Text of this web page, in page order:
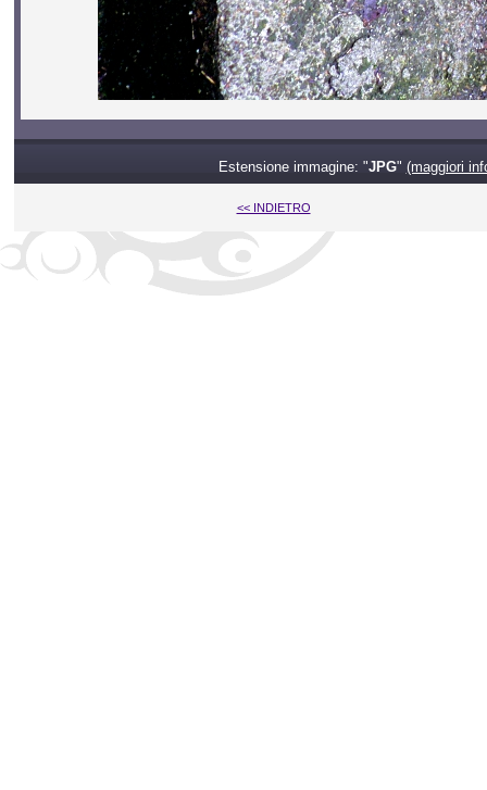
Estensione immagine: "JPG" (maggiori
<< INDIETRO